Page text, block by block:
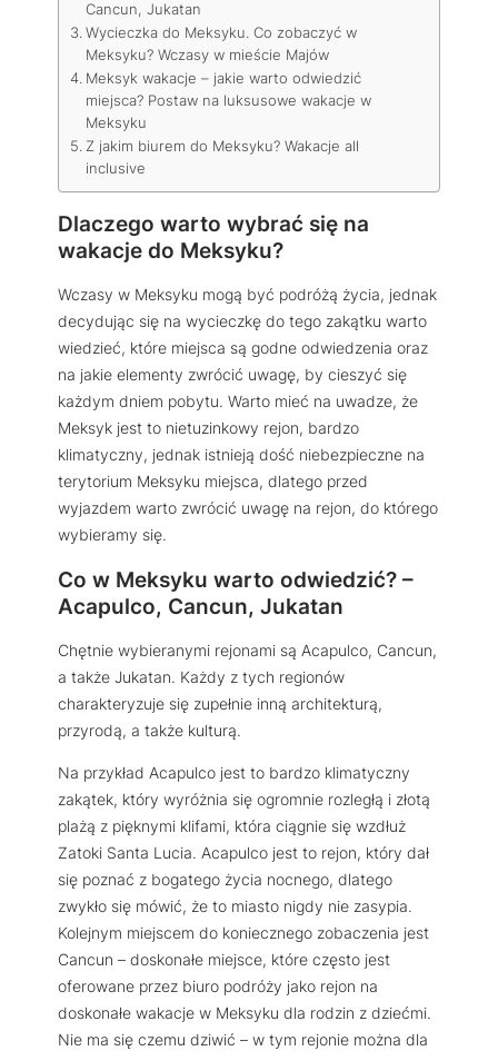
Cancun, Jukatan
Wycieczka do Meksyku. Co zobaczyć w
Meksyku? Wczasy w mieście Majów
Meksyk wakacje – jakie warto odwiedzić
miejsca? Postaw na luksusowe wakacje w
Meksyku
Z jakim biurem do Meksyku? Wakacje all
inclusive
Dlaczego warto wybrać się na
wakacje do Meksyku?
Wczasy w Meksyku mogą być podróżą życia, jednak
decydując się na wycieczkę do tego zakątku warto
wiedzieć, które miejsca są godne odwiedzenia oraz
na jakie elementy zwrócić uwagę, by cieszyć się
każdym dniem pobytu. Warto mieć na uwadze, że
Meksyk jest to nietuzinkowy rejon, bardzo
klimatyczny, jednak istnieją dość niebezpieczne na
terytorium Meksyku miejsca, dlatego przed
wyjazdem warto zwrócić uwagę na rejon, do którego
wybieramy się.
Co w Meksyku warto odwiedzić? –
Acapulco, Cancun, Jukatan
Chętnie wybieranymi rejonami są Acapulco, Cancun,
a także Jukatan. Każdy z tych regionów
charakteryzuje się zupełnie inną architekturą,
przyrodą, a także kulturą.
Na przykład Acapulco jest to bardzo klimatyczny
zakątek, który wyróżnia się ogromnie rozległą i złotą
plażą z pięknymi klifami, która ciągnie się wzdłuż
Zatoki Santa Lucia. Acapulco jest to rejon, który dał
się poznać z bogatego życia nocnego, dlatego
zwykło się mówić, że to miasto nigdy nie zasypia.
Kolejnym miejscem do koniecznego zobaczenia jest
Cancun – doskonałe miejsce, które często jest
oferowane przez biuro podróży jako rejon na
doskonałe wakacje w Meksyku dla rodzin z dziećmi.
Nie ma się czemu dziwić – w tym rejonie można dla